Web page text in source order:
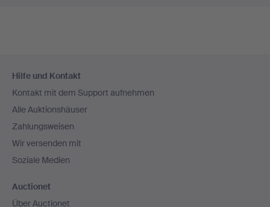
Navigation
Hilfe und Kontakt
Kontakt mit dem Support aufnehmen
Alle Auktionshäuser
Zahlungsweisen
Wir versenden mit
Soziale Medien
Auctionet
Über Auctionet